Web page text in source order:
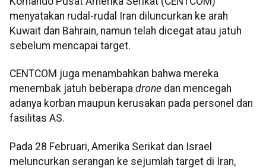
menyatakan rudal-rudal Iran diluncurkan ke arah
Kuwait dan Bahrain, namun telah dicegat atau jatuh
sebelum mencapai target.
CENTCOM juga menambahkan bahwa mereka
menembak jatuh beberapa drone dan mencegah
adanya korban maupun kerusakan pada personel dan
fasilitas AS.
Pada 28 Februari, Amerika Serikat dan Israel
meluncurkan serangan ke sejumlah target di Iran,